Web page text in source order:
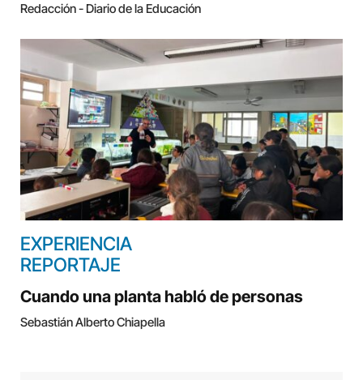
Redacción - Diario de la Educación
EXPERIENCIA
REPORTAJE
Cuando una planta habló de personas
Sebastián Alberto Chiapella